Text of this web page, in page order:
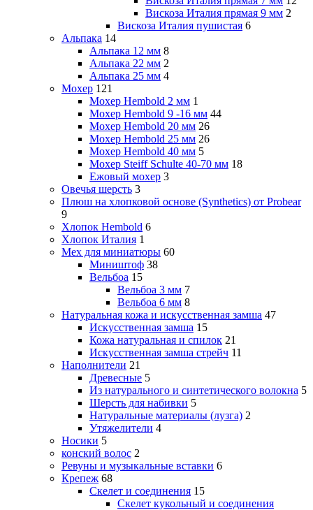
Вискоза Италия прямая 9 мм 2
Вискоза Италия пушистая 6
Альпака 14
Альпака 12 мм 8
Альпака 22 мм 2
Альпака 25 мм 4
Мохер 121
Мохер Hembold 2 мм 1
Мохер Hembold 9 -16 мм 44
Мохер Hembold 20 мм 26
Мохер Hembold 25 мм 26
Мохер Hembold 40 мм 5
Мохер Steiff Schulte 40-70 мм 18
Ежовый мохер 3
Овечья шерсть 3
Плюш на хлопковой основе (Synthetics) от Probear
9
Хлопок Hembold 6
Хлопок Италия 1
Мех для миниатюры 60
Миништоф 38
Вельбоа 15
Вельбоа 3 мм 7
Вельбоа 6 мм 8
Натуральная кожа и искусственная замша 47
Искусственная замша 15
Кожа натуральная и спилок 21
Искусственная замша стрейч 11
Наполнители 21
Древесные 5
Из натурального и синтетического волокна 5
Шерсть для набивки 5
Натуральные материалы (лузга) 2
Утяжелители 4
Носики 5
конский волос 2
Ревуны и музыкальные вставки 6
Крепеж 68
Скелет и соединения 15
Скелет кукольный и соединения